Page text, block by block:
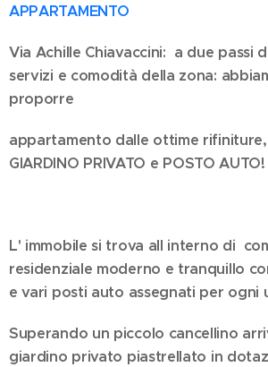
APPARTAMENTO
Via Achille Chiavaccini: a due passi
servizi e comodità della zona:
proporre
appartamento dalle ottime rifiniture,
GIARDINO PRIVATO e POSTO AUTO!
L' immobile si trova all interno di
residenziale moderno e tranquillo
e vari posti auto assegnati per ogni
Superando un piccolo cancellino
giardino privato piastrellato in